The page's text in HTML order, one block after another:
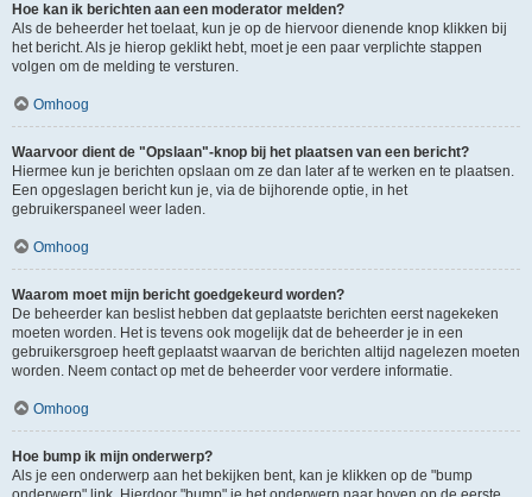
Hoe kan ik berichten aan een moderator melden?
Als de beheerder het toelaat, kun je op de hiervoor dienende knop klikken bij
het bericht. Als je hierop geklikt hebt, moet je een paar verplichte stappen
volgen om de melding te versturen.
Omhoog
Waarvoor dient de "Opslaan"-knop bij het plaatsen van een bericht?
Hiermee kun je berichten opslaan om ze dan later af te werken en te plaatsen.
Een opgeslagen bericht kun je, via de bijhorende optie, in het
gebruikerspaneel weer laden.
Omhoog
Waarom moet mijn bericht goedgekeurd worden?
De beheerder kan beslist hebben dat geplaatste berichten eerst nagekeken
moeten worden. Het is tevens ook mogelijk dat de beheerder je in een
gebruikersgroep heeft geplaatst waarvan de berichten altijd nagelezen moeten
worden. Neem contact op met de beheerder voor verdere informatie.
Omhoog
Hoe bump ik mijn onderwerp?
Als je een onderwerp aan het bekijken bent, kan je klikken op de "bump